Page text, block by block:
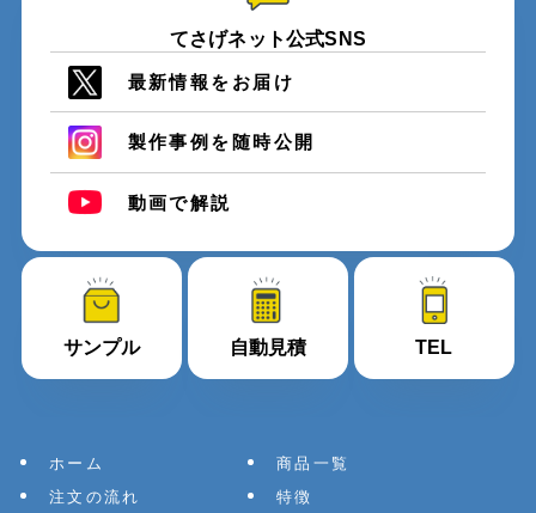
てさげネット公式SNS
最新情報をお届け
製作事例を随時公開
動画で解説
サンプル 自動見積 TEL
ホーム
商品一覧
注文の流れ
特徴